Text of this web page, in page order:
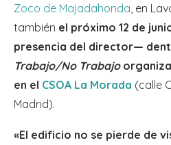
Zoco de Majadahonda , en
también el próximo 12 de
presencia del director—
Trabajo/No Trabajo
en el CSOA La Morada (calle
Madrid).
«El edificio no se pierde de